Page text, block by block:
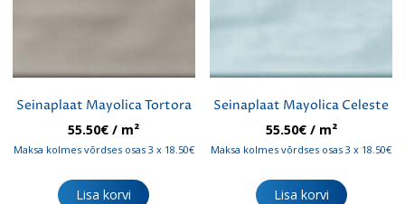
Seinaplaat Mayolica Tortora
55.50€ / m²
Maksa kolmes võrdses osas 3 x 18.50€
Lisa korvi
Seinaplaat Mayolica Celeste
55.50€/ m²
Maksa kolmes võrdses osas 3 x 18.50€
Lisa korvi